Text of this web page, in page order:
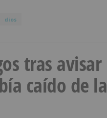
dios
tras avisar
caído de la